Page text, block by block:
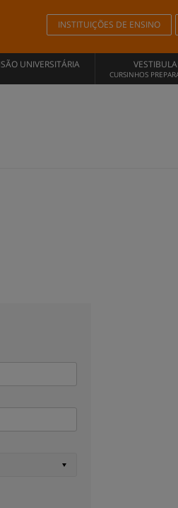
INSTITUIÇÕES DE ENSINO
UNIVERSITÁRIA
CURSINHOS